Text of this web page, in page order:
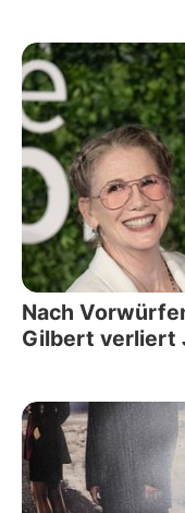
Nach
Gilbert verliert